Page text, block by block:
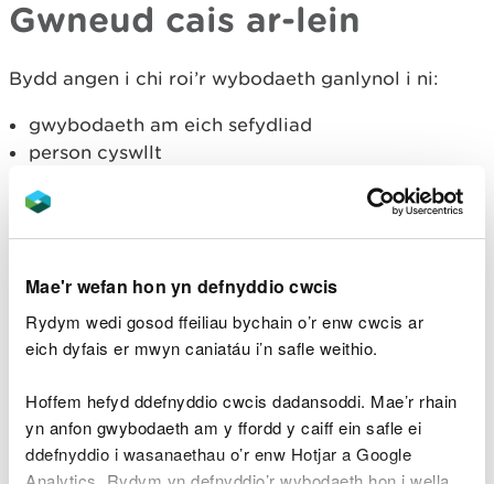
Mae'r wefan hon yn defnyddio cwcis
Rydym wedi gosod ffeiliau bychain o’r enw cwcis ar
eich dyfais er mwyn caniatáu i’n safle weithio.
Hoffem hefyd ddefnyddio cwcis dadansoddi. Mae’r rhain
yn anfon gwybodaeth am y ffordd y caiff ein safle ei
ddefnyddio i wasanaethau o’r enw Hotjar a Google
Gwneud cais ar-lein
Bydd angen i chi roi’r wybodaeth ganlynol i ni:
gwybodaeth am eich sefydliad
person cyswllt
gyfer arolygon, bydd angen gwybodaeth am y
pryd rydych chi am ddefnyddio’r tir
nifer y bobl fydd ar y safle
a oes angen i chi addasu’r amgylchedd (e.e. torri
a oes angen mynediad unigryw arnoch i’r tir
gwybodaeth am ddefnyddio dronau
a oes angen i chi fynd â cherbydau ar y tir